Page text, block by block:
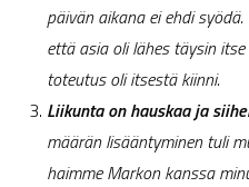
päivän aikana ei ehdi
että asia oli lähes täysin
toteutus oli itsestä kiinni.
Liikunta on hauskaa ja
määrän lisääntyminen tuli
haimme Markon kanssa